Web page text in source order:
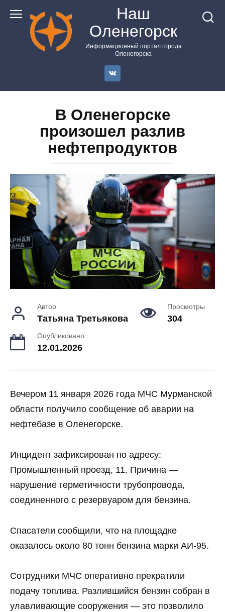
контенту
Наш
Оленегорск
Информационный портал города
Оленегорска
В Оленегорске
произошел разлив
нефтепродуктов
Автор
Татьяна Третьякова
Просмотры
304
Опубликовано
12.01.2026
Вечером 11 января 2026 года МЧС Мурманской
области получило сообщение об аварии на
нефтебазе в Оленегорске.
Инцидент зафиксирован по адресу:
Промышленный проезд, 11. Причина —
нарушение герметичности трубопровода,
соединенного с резервуаром для бензина.
Спасатели сообщили, что на площадке
оказалось около 80 тонн бензина марки АИ‑95.
Сотрудники МЧС оперативно прекратили
подачу топлива. Разлившийся бензин собран в
улавливающие сооружения — это позволило